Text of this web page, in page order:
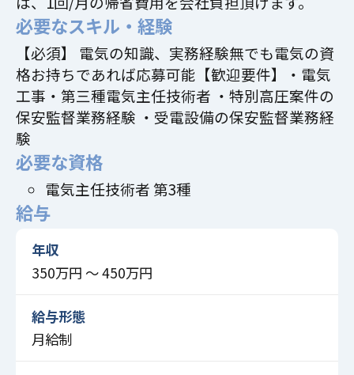
必要なスキル・経験
【必須】 電気の知識、実務経験無でも電気の資
格お持ちであれば応募可能【歓迎要件】・電気
工事・第三種電気主任技術者 ・特別高圧案件の
保安監督業務経験 ・受電設備の保安監督業務経
験
必要な資格
電気主任技術者 第3種
給与
年収
350万円 〜 450万円
給与形態
月給制